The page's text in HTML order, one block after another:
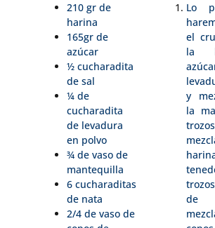
210 gr de
harina
165gr de
azúcar
½ cucharadita
de sal
¼ de
cucharadita
de levadura
en polvo
¾ de vaso de
mantequilla
6 cucharaditas
de nata
2/4 de vaso de
Lo
el
la
y
la
de